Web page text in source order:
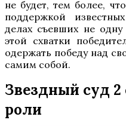
не будет, тем более,
поддержкой
делах съевших не
этой схватки
одержать победу над
самим собой.
Звездный суд 2
роли